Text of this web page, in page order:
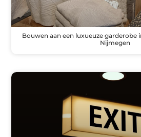
Bouwen aan een luxueuze garderobe
Nijmegen